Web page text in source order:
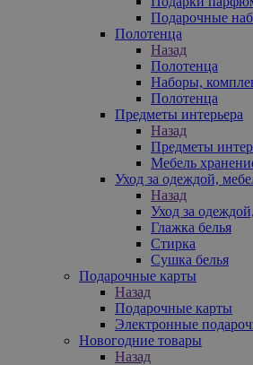
Подарочные
Полотенца
Назад
Полотенца
Наборы,
Полотенца
Предметы интерьера
Назад
Предметы
Мебель
Уход за одеждой,
Назад
Уход за
Глажка белья
Стирка
Сушка белья
Подарочные карты
Назад
Подарочные карты
Электронные
Новогодние товары
Назад